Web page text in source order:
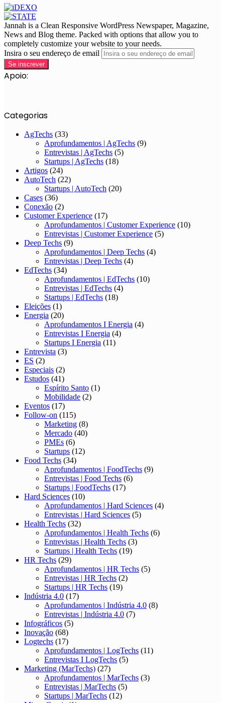
Jannah is a Clean Responsive WordPress Newspaper, Magazine,
News and Blog theme. Packed with options that allow you to
completely customize your website to your needs.
Insira o seu endereço de email
Apoio:
Categorias
AgTechs (33)
Aprofundamentos | AgTechs (9)
Entrevistas | AgTechs (5)
Startups | AgTechs (18)
Artigos (24)
AutoTech (22)
Startups | AutoTech (20)
Cases (36)
Conexão (2)
Customer Experience (17)
Aprofundamentos | Customer Experience (10)
Entrevistas | Customer Experience (5)
Deep Techs (9)
Aprofundamentos | Deep Techs (4)
Entrevistas | Deep Techs (4)
EdTechs (34)
Aprofundamentos | EdTechs (10)
Entrevistas | EdTechs (4)
Startups | EdTechs (18)
Eleições (1)
Energia (20)
Aprofundamentos I Energia (4)
Entrevistas I Energia (4)
Startups I Energia (11)
Entrevista (3)
ES (2)
Especiais (2)
Estudos (41)
Espírito Santo (1)
Mobilidade (2)
Eventos (17)
Follow-on (115)
Marketing (8)
Mercado (40)
PMEs (6)
Startups (12)
Food Techs (34)
Aprofundamentos | FoodTechs (9)
Entrevistas | Food Techs (6)
Startups | FoodTechs (17)
Hard Sciences (10)
Aprofundamentos | Hard Sciences (4)
Entrevistas | Hard Sciences (5)
Health Techs (32)
Aprofundamentos | Health Techs (6)
Entrevistas | Health Techs (3)
Startups | Health Techs (19)
HR Techs (29)
Aprofundamentos | HR Techs (5)
Entrevistas | HR Techs (2)
Startups | HR Techs (19)
Indústria 4.0 (17)
Aprofundamentos | Indústria 4.0 (8)
Entrevistas | Indústria 4.0 (7)
Infográficos (5)
Inovação (68)
Logtechs (17)
Aprofundamentos | LogTechs (11)
Entrevistas I LogTechs (5)
Marketing (MarTechs) (27)
Aprofundamentos | MarTechs (3)
Entrevistas | MarTechs (5)
Startups | MarTechs (12)